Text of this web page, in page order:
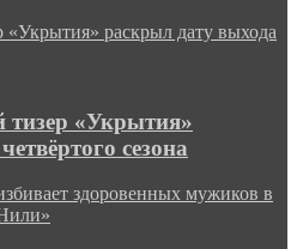
раскрыл дату выхода
«Укрытия»
сезона
здоровенных мужиков в